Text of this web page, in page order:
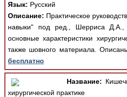
Язык: Русский
Описание: Практическое
навыки" под ред., Шерриса Д.А.,
основные характеристики
также шовного материала.
бесплатно
Название:
хирургической практике